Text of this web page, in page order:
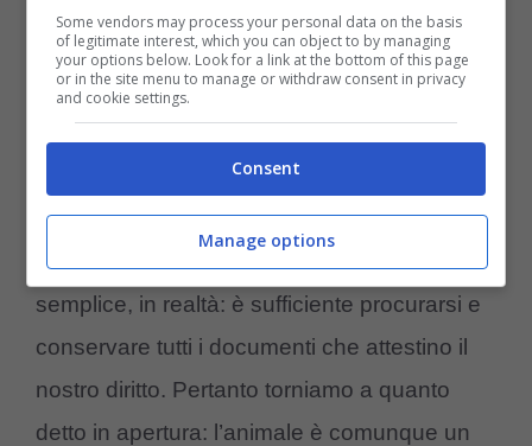
proprietà.
Come fare, dunque, a dimostrare che la
proprietà del porcellino d’India?
Anche in questi casi, potremmo dire, la
prevenzione è tutto. La cosa è piuttosto
semplice, in realtà: è sufficiente procurarsi e
conservare tutti i documenti che attestino il
nostro diritto. Pertanto torniamo a quanto
detto in apertura: l’animale è comunque un
Some vendors may process your personal data on the basis
of legitimate interest, which you can object to by managing
your options below. Look for a link at the bottom of this page
or in the site menu to manage or withdraw consent in privacy
and cookie settings.
Consent
Manage options